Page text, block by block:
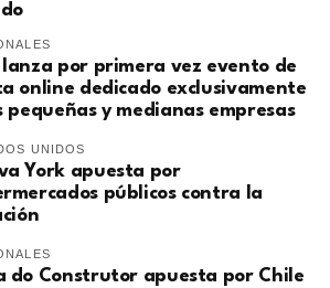
lanza por primera vez evento de
online dedicado exclusivamente
pequeñas y medianas empresas
UNIDOS
York apuesta por
públicos contra la
do Construtor apuesta por Chile